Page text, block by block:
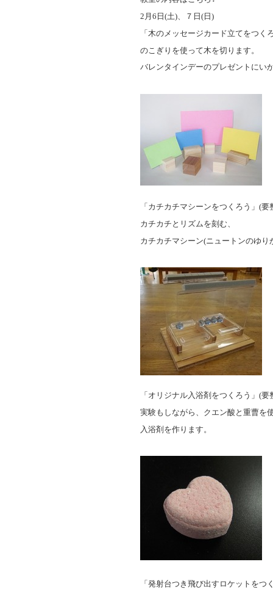
2 月 6 日 (土)、７日 ( 日 )
「木のメッセージカード立てをつ
のこぎりを使って木を切ります。
バレンタインデーのプレゼントにい
「カチカチマシーンをつくろう」 (要
カチカチとリズムを刻む、
カチカチマシーン(ニュートンのゆり
「オリジナル入浴剤をつくろう」 (要
実験もしながら、クエン酸と重曹を
入浴剤を作ります。
「発射台つき飛び出すロケットをつ